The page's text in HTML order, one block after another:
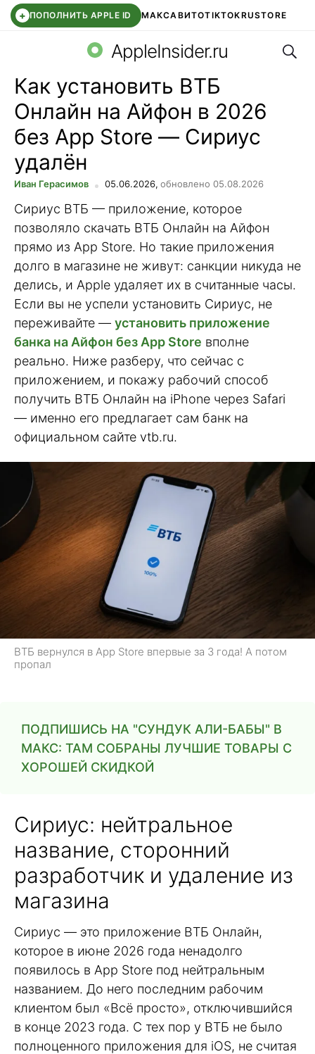
+ ПОПОЛНИТЬ APPLE ID МАКСАВИТОTIKTOKRUSTORE
WB КЛУБIOS 26.6 APPLE ID
AppleInsider.ru
Как установить ВТБ
Онлайн на Айфон в 2026
без App Store — Сириус
удалён
Иван Герасимов 05.06.2026, обновлено 05.08.2026
Сириус ВТБ — приложение, которое
позволяло скачать ВТБ Онлайн на Айфон
прямо из App Store. Но такие приложения
долго в магазине не живут: санкции никуда не
делись, и Apple удаляет их в считанные часы.
Если вы не успели установить Сириус, не
переживайте — установить приложение
банка на Айфон без App Store вполне
реально. Ниже разберу, что сейчас с
приложением, и покажу рабочий способ
получить ВТБ Онлайн на iPhone через Safari
— именно его предлагает сам банк на
официальном сайте vtb.ru.
ВТБ вернулся в App Store впервые за 3 года! А потом
пропал
ПОДПИШИСЬ НА "СУНДУК АЛИ-БАБЫ" В
МАКС: ТАМ СОБРАНЫ ЛУЧШИЕ ТОВАРЫ С
ХОРОШЕЙ СКИДКОЙ
Сириус: нейтральное
название, сторонний
разработчик и удаление из
магазина
Сириус — это приложение ВТБ Онлайн,
которое в июне 2026 года ненадолго
появилось в App Store под нейтральным
названием. До него последним рабочим
клиентом был «Всё просто», отключившийся
в конце 2023 года. С тех пор у ВТБ не было
полноценного приложения для iOS, не считая